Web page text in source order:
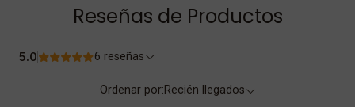
Reseñas de Productos
5.0 6 reseñas
Ordenar por:Recién llegados